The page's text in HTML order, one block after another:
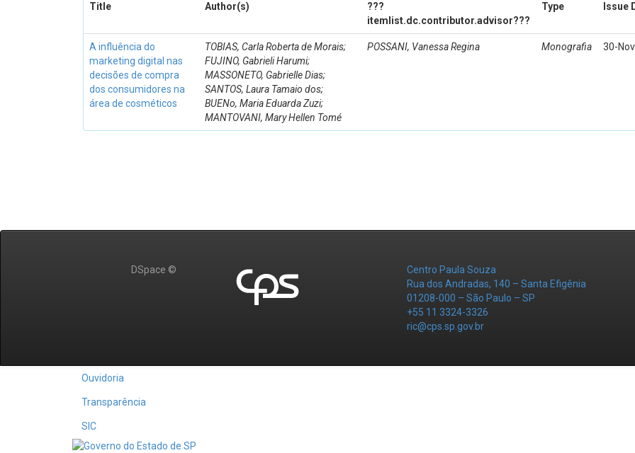
Title Author(s)
???
itemlist.dc.contributor.advisor???
Type Issue
A influência do
marketing digital nas
decisões de compra
dos consumidores na
área de cosméticos
TOBIAS, Carla Roberta de Morais;
FUJINO, Gabrieli Harumi;
MASSONETO, Gabrielle Dias;
SANTOS, Laura Tamaio dos;
BUENo, Maria Eduarda Zuzi;
MANTOVANI, Mary Hellen Tomé
POSSANI, Vanessa Regina Monografia 30-
DSpace ©
Centro Paula Souza
Rua dos Andradas, 140 – Santa Efigênia
01208-000 – São Paulo – SP
+55 11 3324-3326
ric@cps.sp.gov.br
Ouvidoria
Transparência
SIC